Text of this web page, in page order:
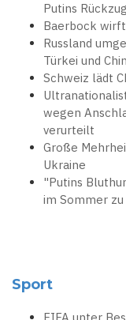
Putins Rückzug
Baerbock
Russland
Türkei und
Schweiz lädt
wegen
verurteilt
Große
Ukraine
"Putins
im Sommer zu
Sport